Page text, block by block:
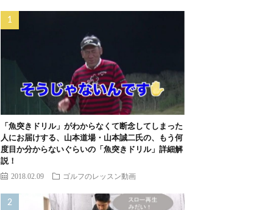
「魚突きドリル」がわからなくて断念してしまった
人にお届けする、山本道場・山本誠二氏の、もう何
度目か分からないぐらいの「魚突きドリル」詳細解
説！
2018.02.09 ゴルフのレッスン動画